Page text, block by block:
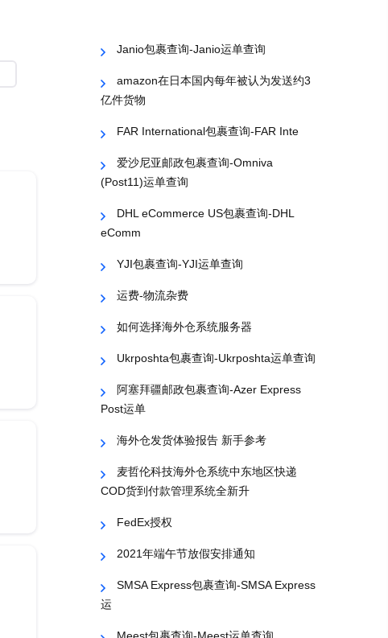
Janio包裹查询-Janio运单查询
amazon在日本国内每年被认为发送约3
亿件货物
FAR International包裹查询-FAR Inte
爱沙尼亚邮政包裹查询-Omniva
(Post11)运单查询
DHL eCommerce US包裹查询-DHL
eComm
YJI包裹查询-YJI运单查询
运费-物流杂费
如何选择海外仓系统服务器
Ukrposhta包裹查询-Ukrposhta运单查询
阿塞拜疆邮政包裹查询-Azer Express
Post运单
海外仓发货体验报告 新手参考
麦哲伦科技海外仓系统中东地区快递
COD货到付款管理系统全新升
FedEx授权
2021年端午节放假安排通知
SMSA Express包裹查询-SMSA Express
运